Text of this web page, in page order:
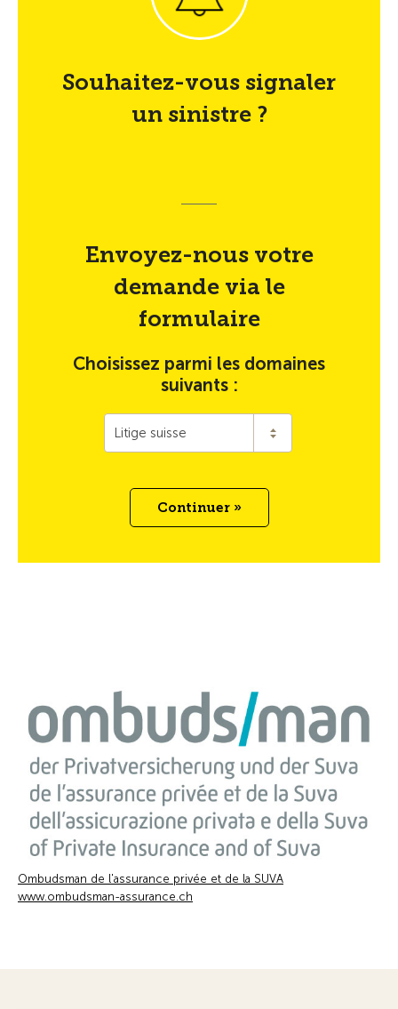
Souhaitez-vous signaler
un sinistre ?
Envoyez-nous votre
demande via le
formulaire
Choisissez parmi les domaines
suivants :
Litige suisse
Continuer »
Ombudsman de l'assurance privée et de la SUVA
www.ombudsman-assurance.ch